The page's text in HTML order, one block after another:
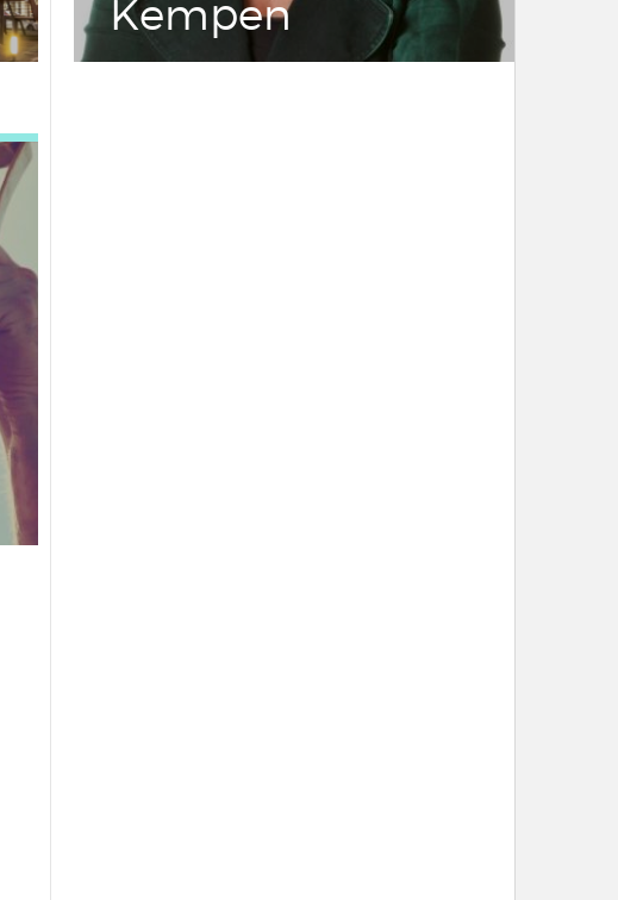
Kempen